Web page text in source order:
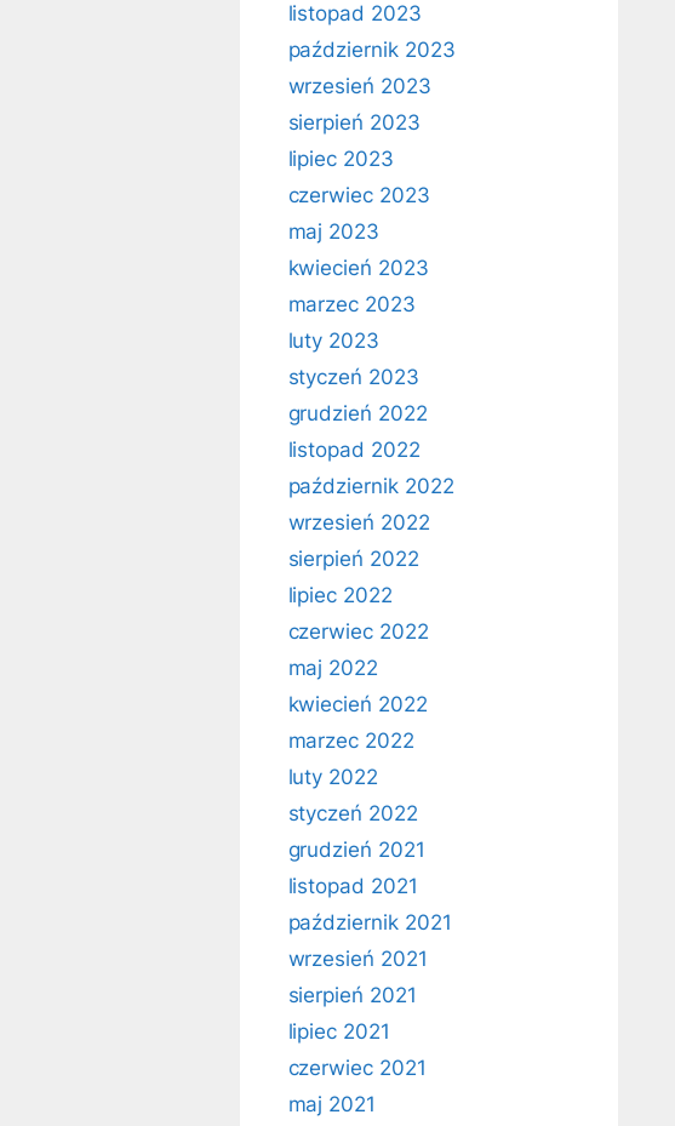
listopad 2023
październik 2023
wrzesień 2023
sierpień 2023
lipiec 2023
czerwiec 2023
maj 2023
kwiecień 2023
marzec 2023
luty 2023
styczeń 2023
grudzień 2022
listopad 2022
październik 2022
wrzesień 2022
sierpień 2022
lipiec 2022
czerwiec 2022
maj 2022
kwiecień 2022
marzec 2022
luty 2022
styczeń 2022
grudzień 2021
listopad 2021
październik 2021
wrzesień 2021
sierpień 2021
lipiec 2021
czerwiec 2021
maj 2021